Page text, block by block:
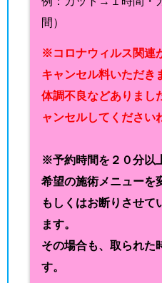
間）
※コロナウィルス関連
キャンセル料いただき
体調不良などありまし
ャンセルしてください
※予約時間を２０分以
希望の施術メニューを
もしくはお断りさせて
ます。
その場合も、取られた
す。